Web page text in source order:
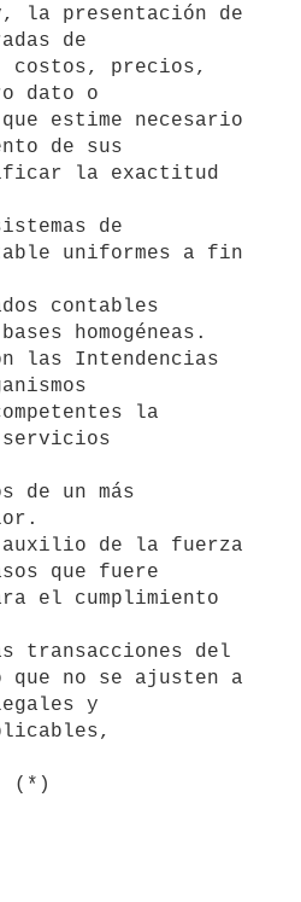
de
dato o
de sus
de
uniformes a fin
homogéneas.
las Intendencias
servicios
de la fuerza
que fuere
transacciones del
que no se ajusten a